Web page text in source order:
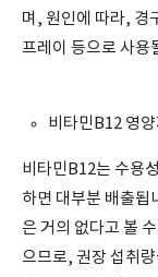
며, 원인에 따라, 경
프레이 등으로 사용
비타민B12 영
비타민B12는 수용
하면 대부분 배출됩
은 거의 없다고 볼
으므로, 권장 섭취